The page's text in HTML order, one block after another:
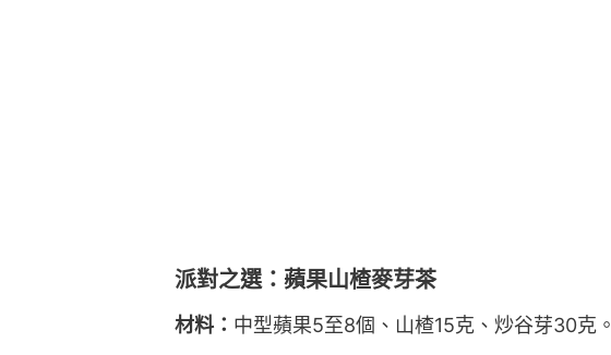
派對之選：蘋果山楂麥芽茶
材料： 中型蘋果5至8個、山楂15克、炒谷芽30克。